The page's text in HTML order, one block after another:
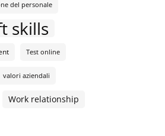
del personale
skills
Test online
valori aziendali
Work relationship